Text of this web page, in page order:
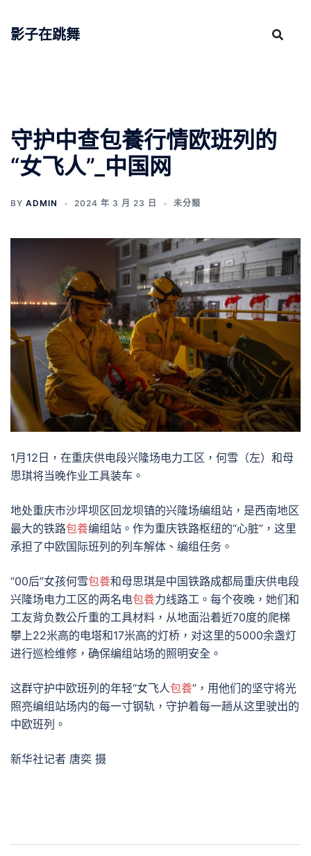
影子在跳舞
守护中查包養行情欧班列的
“女飞人”_中国网
BY ADMIN 2024 年 3 月 23 日 未分類
1月12日，在重庆供电段兴隆场电力工区，何雪（左）和母
思琪将当晚作业工具装车。
地处重庆市沙坪坝区回龙坝镇的兴隆场编组站，是西南地区
最大的铁路包養编组站。作为重庆铁路枢纽的“心脏”，这里
承担了中欧国际班列的列车解体、编组任务。
“00后”女孩何雪包養和母思琪是中国铁路成都局重庆供电段
兴隆场电力工区的两名电包養力线路工。每个夜晚，她们和
工友背负数公斤重的工具材料，从地面沿着近70度的爬梯
攀上22米高的电塔和17米高的灯桥，对这里的5000余盏灯
进行巡检维修，确保编组站场的照明安全。
这群守护中欧班列的年轻“女飞人包養”，用他们的坚守将光
照亮编组站场内的每一寸钢轨，守护着每一趟从这里驶出的
中欧班列。
新华社记者 唐奕 摄